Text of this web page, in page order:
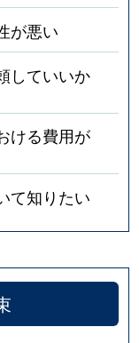
が悪い
していいか
ける費用が
て知りたい